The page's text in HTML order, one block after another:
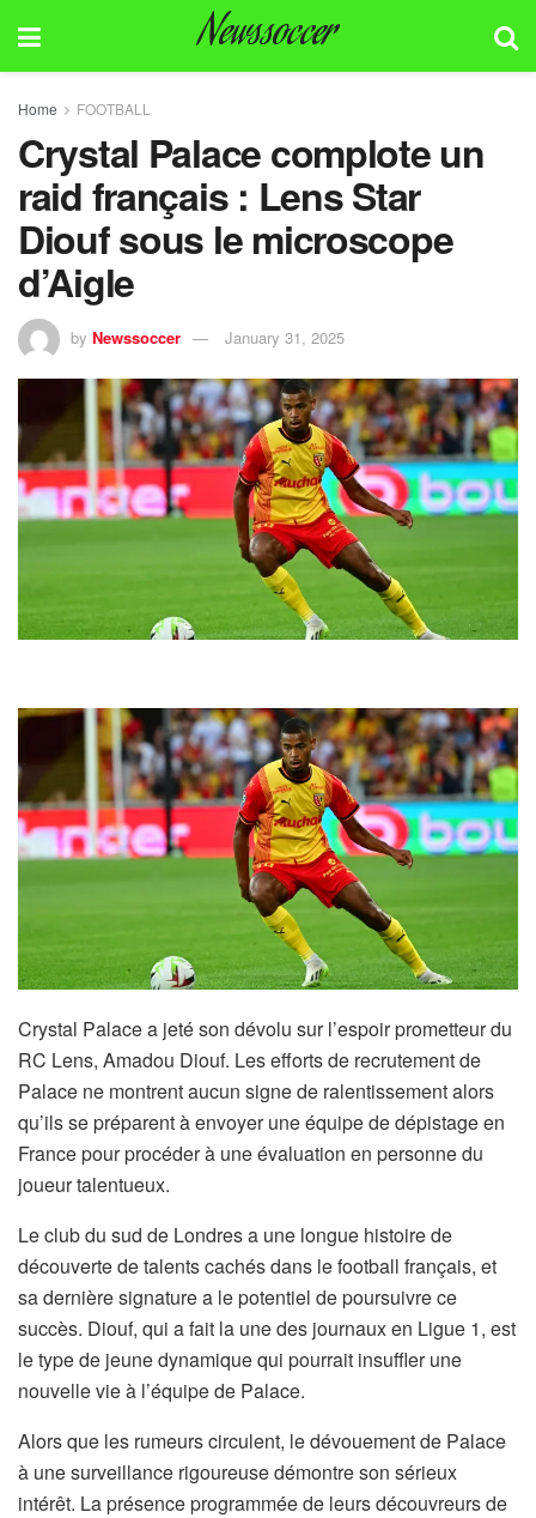
Newssoccer
Home FOOTBALL
Crystal Palace complote un
raid français : Lens Star
Diouf sous le microscope
d’Aigle
by Newssoccer January 31, 2025
Crystal Palace a jeté son dévolu sur l’espoir prometteur du
RC Lens, Amadou Diouf. Les efforts de recrutement de
Palace ne montrent aucun signe de ralentissement alors
qu’ils se préparent à envoyer une équipe de dépistage en
France pour procéder à une évaluation en personne du
joueur talentueux.
Le club du sud de Londres a une longue histoire de
découverte de talents cachés dans le football français, et
sa dernière signature a le potentiel de poursuivre ce
succès. Diouf, qui a fait la une des journaux en Ligue 1, est
le type de jeune dynamique qui pourrait insuffler une
nouvelle vie à l’équipe de Palace.
Alors que les rumeurs circulent, le dévouement de Palace
à une surveillance rigoureuse démontre son sérieux
intérêt. La présence programmée de leurs découvreurs de